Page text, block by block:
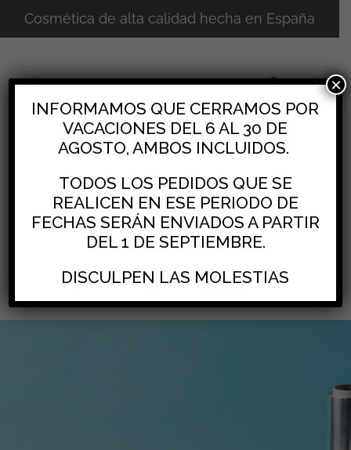
Cosmética de alta calidad hecha en España
INFORMAMOS QUE CERRAMOS POR
VACACIONES DEL 6 AL 30 DE
AGOSTO, AMBOS INCLUIDOS.
TODOS LOS PEDIDOS QUE SE
REALICEN EN ESE PERIODO DE
FECHAS SERÁN ENVIADOS A PARTIR
DEL 1 DE SEPTIEMBRE.
DISCULPEN LAS MOLESTIAS
×